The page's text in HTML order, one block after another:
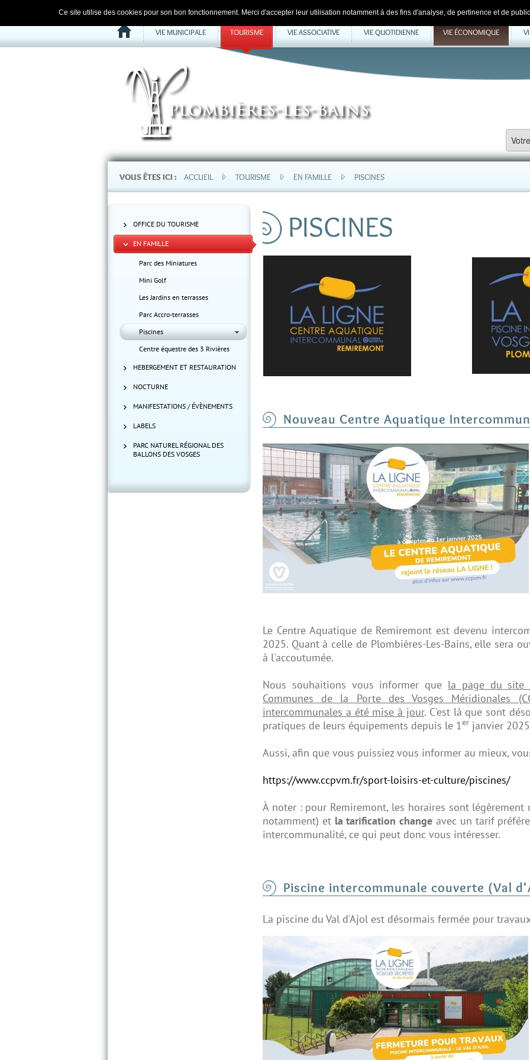
Ce site utilise des cookies pour son bon fonctionnement. Merci d'accepter leur utilisation notamment à des fins d'analyse, de pertinence et de
VIE MUNICIPALE TOURISME VIE ASSOCIATIVE VIE QUOTIDIENNE VIE ÉCONOMIQUE
VOUS ÊTES ICI : ACCUEIL TOURISME EN FAMILLE PISCINES
PISCINES
Nouveau Centre Aquatique
Le Centre Aquatique de Remiremont est devenu
2025. Quant à celle de Plombières-Les-Bains, elle sera
à l'accoutumée.
Nous souhaitions vous informer que la page du site
Communes de la Porte des Vosges Méridionales
intercommunales a été mise à jour. C'est là que sont
pratiques de leurs équipements depuis le 1er janvier
Aussi, afin que vous puissiez vous informer au mieux,
https://www.ccpvm.fr/sport-loisirs-et-culture/piscines/
À noter : pour Remiremont, les horaires sont
notamment) et la tarification change avec un tarif
intercommunalité, ce qui peut donc vous intéresser.
Piscine intercommunale couverte (Val
La piscine du Val d'Ajol est désormais fermée pour
OFFICE DU TOURISME
EN FAMILLE
Parc des Miniatures
Mini Golf
Les Jardins en terrasses
Parc Accro-terrasses
Piscines
Centre équestre des 3 Rivières
HEBERGEMENT ET RESTAURATION
NOCTURNE
MANIFESTATIONS / ÉVÈNEMENTS
LABELS
PARC NATUREL RÉGIONAL DES
BALLONS DES VOSGES